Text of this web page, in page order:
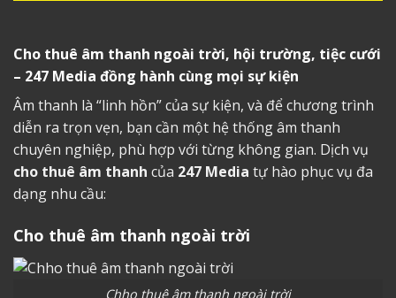
Cho thuê âm thanh ngoài trời, hội trường, tiệc cưới
– 247 Media đồng hành cùng mọi sự kiện
Âm thanh là “linh hồn” của sự kiện, và để chương trình
diễn ra trọn vẹn, bạn cần một hệ thống âm thanh
chuyên nghiệp, phù hợp với từng không gian. Dịch vụ
cho thuê âm thanh của 247 Media tự hào phục vụ đa
dạng nhu cầu:
Cho thuê âm thanh ngoài trời
Chho thuê âm thanh ngoài trời